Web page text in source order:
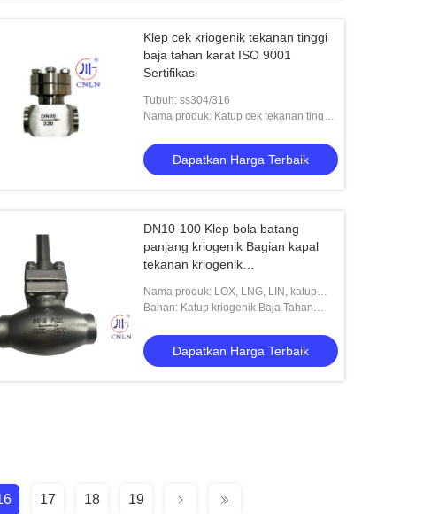
Klep cek kriogenik tekanan tinggi
baja tahan karat ISO 9001
Sertifikasi
Tubuh: ss304/316
Nama produk: Katup cek tekanan tinggi
Dapatkan Harga Terbaik
DN10-100 Klep bola batang
panjang kriogenik Bagian kapal
tekanan kriogenik
Nama produk: LOX, LNG, LIN, katup
LAR
Bahan: Katup kriogenik Baja Tahan
Dapatkan Harga Terbaik
17 18 19